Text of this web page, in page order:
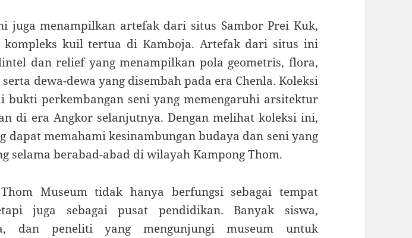
juga menampilkan artefak dari situs Sambor Prei Kuk,
kompleks kuil tertua di Kamboja. Artefak dari situs ini
dan relief yang menampilkan pola geometris, flora,
dewa-dewa yang disembah pada era Chenla. Koleksi
bukti perkembangan seni yang memengaruhi arsitektur
di era Angkor selanjutnya. Dengan melihat koleksi ini,
dapat memahami kesinambungan budaya dan seni yang
selama berabad-abad di wilayah Kampong Thom.
Museum tidak hanya berfungsi sebagai tempat
juga sebagai pusat pendidikan. Banyak siswa,
dan peneliti yang mengunjungi museum untuk